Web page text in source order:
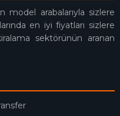
arabalarıyla sizlere
en iyi fiyatları sizlere
sektörünün aranan